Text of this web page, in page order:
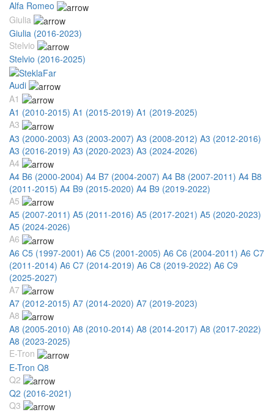
Alfa Romeo
Giulia
Giulia (2016-2023)
Stelvio
Stelvio (2016-2025)
Audi
A1
A1 (2010-2015) A1 (2015-2019) A1 (2019-2025)
A3
A3 (2000-2003) A3 (2003-2007) A3 (2008-2012) A3 (2012-2016)
A3 (2016-2019) A3 (2020-2023) A3 (2024-2026)
A4
A4 B6 (2000-2004) A4 B7 (2004-2007) A4 B8 (2007-2011) A4 B8
(2011-2015) A4 B9 (2015-2020) A4 B9 (2019-2022)
A5
A5 (2007-2011) A5 (2011-2016) A5 (2017-2021) A5 (2020-2023)
A5 (2024-2026)
A6
A6 C5 (1997-2001) A6 C5 (2001-2005) A6 C6 (2004-2011) A6 C7
(2011-2014) A6 C7 (2014-2019) A6 C8 (2019-2022) A6 C9
(2025-2027)
A7
A7 (2012-2015) A7 (2014-2020) A7 (2019-2023)
A8
A8 (2005-2010) A8 (2010-2014) A8 (2014-2017) A8 (2017-2022)
A8 (2023-2025)
E-Tron
E-Tron Q8
Q2
Q2 (2016-2021)
Q3